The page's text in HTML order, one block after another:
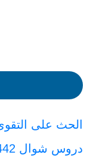
الحث على
دروس شوال 1442